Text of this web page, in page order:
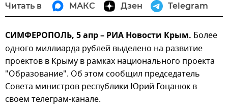
Читать в МАКС Дзен Telegram
СИМФЕРОПОЛЬ, 5 апр – РИА Новости Крым. Более
одного миллиарда рублей выделено на развитие
проектов в Крыму в рамках национального проекта
"Образование". Об этом сообщил председатель
Совета министров республики Юрий Гоцанюк в
своем телеграм-канале.